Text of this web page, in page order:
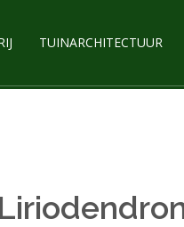
TUINARCHITECTUUR